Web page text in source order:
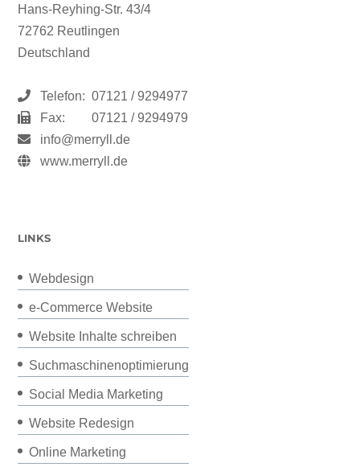
Hans-Reyhing-Str. 43/4
72762 Reutlingen
Deutschland
Telefon: 07121 / 9294977
Fax:
07121 / 9294979
info@merryll.de
www.merryll.de
LINKS
Webdesign
e-Commerce Website
Website Inhalte schreiben
Suchmaschinenoptimierung
Social Media Marketing
Website Redesign
Online Marketing